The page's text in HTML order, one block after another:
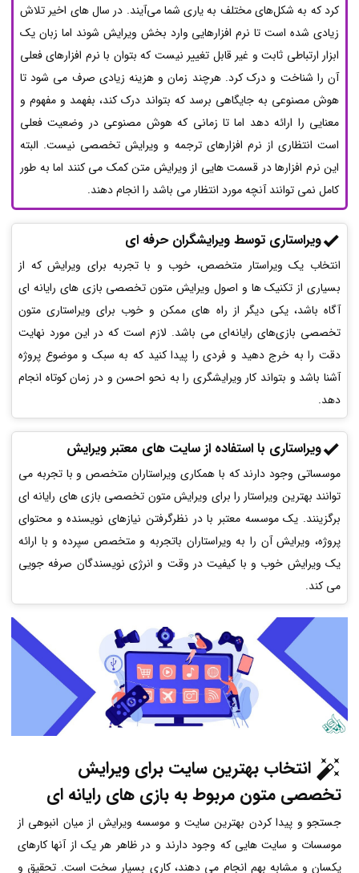
کرد که به شکل‌های مختلف به یاری شما می‌آیند. در سال های اخیر تلاش
زیادی شده است تا نرم افزارهایی وارد بخش ویرایش شوند اما زبان یک
ابزار ارتباطی ثابت و غیر قابل تغییر نیست که بتوان با نرم افزارهای فعلی
آن را شناخت و درک کرد. هرچند زمان و هزینه زیادی صرف می شود تا
هوش مصنوعی به جایگاهی برسد که بتواند درک کند، بفهمد و مفهوم و
معنایی را ارائه دهد اما تا زمانی که هوش مصنوعی در وضعیت فعلی
است انتظاری از نرم افزارهای ترجمه و ویرایش تخصصی نیست. البته
این نرم افزارها در قسمت هایی از ویرایش متن کمک می کنند اما به طور
کامل نمی توانند آنچه مورد انتظار می باشد را انجام دهند.
ویراستاری توسط ویرایشگران حرفه ای
انتخاب یک ویراستار متخصص، خوب و با تجربه برای ویرایش که از
بسیاری از تکنیک ها و اصول ویرایش متون تخصصی بازی های رایانه ای
آگاه باشد، یکی دیگر از راه های ممکن و خوب برای ویراستاری متون
تخصصی بازی‌های رایانه‌ای می باشد. لازم است که در این مورد نهایت
دقت را به خرج دهید و فردی را پیدا کنید که به سبک و موضوع پروژه
آشنا باشد و بتواند کار ویرایشگری را به نحو احسن و در زمان کوتاه انجام
دهد.
ویراستاری با استفاده از سایت های معتبر ویرایش
موسساتی وجود دارند که با همکاری ویراستاران متخصص و با تجربه می
توانند بهترین ویراستار را برای ویرایش متون تخصصی بازی های رایانه ای
برگزینند. یک موسسه معتبر با در نظرگرفتن نیازهای نویسنده و محتوای
پروژه، ویرایش آن را به ویراستاران باتجربه و متخصص سپرده و با ارائه
یک ویرایش خوب و با کیفیت در وقت و انرژی نویسندگان صرفه جویی
می کند.
انتخاب بهترین سایت برای ویرایش
تخصصی متون مربوط به بازی های رایانه ای
جستجو و پیدا کردن بهترین سایت و موسسه ویرایش از میان انبوهی از
موسسات و سایت هایی که وجود دارند و در ظاهر هر یک از آنها کارهای
یکسان و مشابه بهم انجام می دهند، کاری بسیار سخت است. تحقیق و